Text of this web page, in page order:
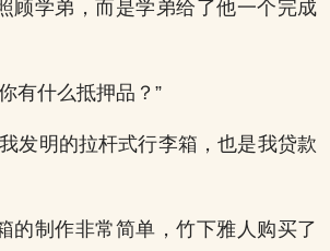
顾学弟，而是学弟给了他一个完成
有什么抵押品？”
发明的拉杆式行李箱，也是我贷款
的制作非常简单，竹下雅人购买了